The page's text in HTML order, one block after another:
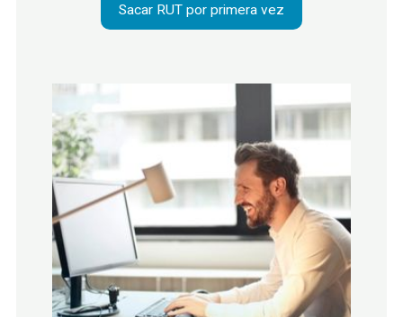
Sacar RUT por primera vez